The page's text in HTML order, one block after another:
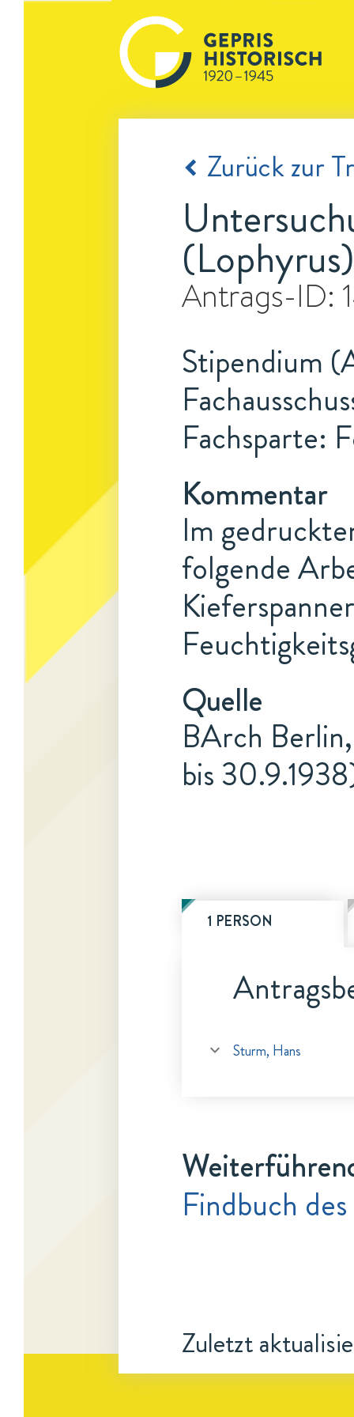
Zurück zur
Antrags-ID:
Stipendium
Fachsparte:
Kommentar
Im
folgende
Quelle
BArch
bis
1 PERSON
Sturm, Hans
Findbuch
Zuletzt